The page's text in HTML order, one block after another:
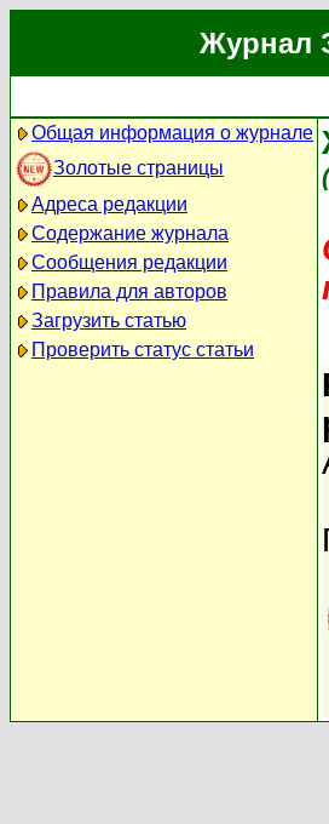
Журнал
Общая информация о журнале
Золотые страницы
Адреса редакции
Содержание журнала
Сообщения редакции
Правила для авторов
Загрузить статью
Проверить статус статьи